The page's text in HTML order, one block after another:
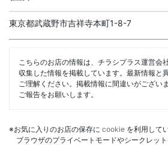
東京都武蔵野市吉祥寺本町1-8-7
こちらのお店の情報は、チラシプラス運営会
収集した情報を掲載しています。最新情報と
ご理解ください。掲載情報に間違いがござい
ご報告をお願いします。
※お気に入りのお店の保存に cookie を利用して
ブラウザのプライベートモードやシークレッ